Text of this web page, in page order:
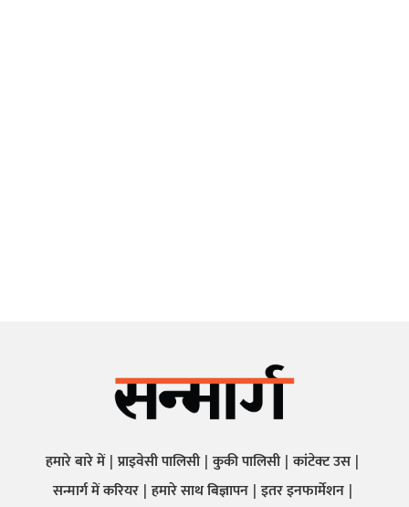
हमारे बारे में प्राइवेसी पालिसी कुकी पालिसी कांटेक्ट उस
सन्मार्ग में करियर हमारे साथ बिज्ञापन इतर इनफार्मेशन